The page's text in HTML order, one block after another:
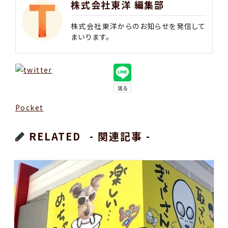
株式会社東洋 編集部
株式会社東洋からのお知らせを発信して
まいります。
Pocket
RELATED - 関連記事 -